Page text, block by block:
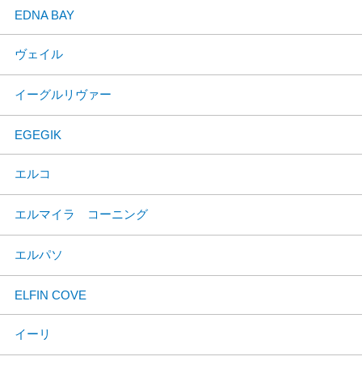
EDNA BAY
ヴェイル
イーグルリヴァー
EGEGIK
エルコ
エルマイラ コーニング
エルパソ
ELFIN COVE
イーリ